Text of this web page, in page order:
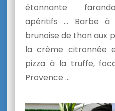
étonnante
apéritifs … Barbe à
brunoise de thon aux
la crème citronnée
pizza à la truffe,
Provence …